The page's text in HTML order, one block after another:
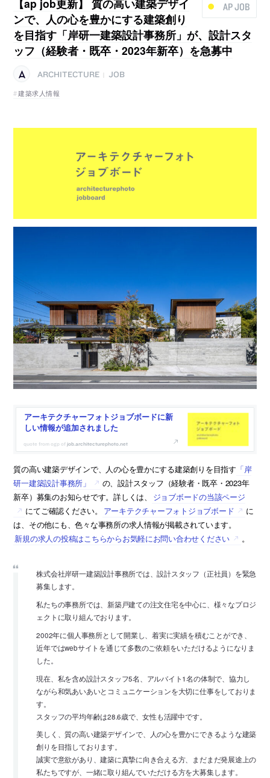
AP JOB
【ap job更新】 質の高い建築デザイ
ンで、人の心を豊かにする建築創り
を目指す「岸研一建築設計事務所」が、設計スタ
ッフ（経験者・既卒・2023年新卒）を急募中
ARCHITECTURE
JOB
建築求人情報
アーキテクチャーフォトジョブボードに新
しい情報が追加されました
job.architecturephoto.net
質の高い建築デザインで、人の心を豊かにする建築創りを目指す 「岸
研一建築設計事務所」
の、設計スタッフ（経験者・既卒・2023年
新卒）募集のお知らせです。詳しくは、
ジョブボードの当該ページ
にてご確認ください。
アーキテクチャーフォトジョブボード
に
は、その他にも、色々な事務所の求人情報が掲載されています。
新規の求人の投稿はこちらからお気軽にお問い合わせください
。
株式会社岸研一建築設計事務所では、設計スタッフ（正社員）を緊急
募集します。
私たちの事務所では、新築戸建ての注文住宅を中心に、様々なプロジ
ェクトに取り組んでおります。
2002年に個人事務所として開業し、着実に実績を積むことができ、
近年ではwebサイトを通じて多数のご依頼をいただけるようになりま
した。
現在、私を含め設計スタッフ5名、アルバイト1名の体制で、協力し
ながら和気あいあいとコミュニケーションを大切に仕事をしておりま
す。
スタッフの平均年齢は28.6歳で、女性も活躍中です。
美しく、質の高い建築デザインで、人の心を豊かにできるような建築
創りを目指しております。
誠実で意欲があり、建築に真摯に向き合える方、まだまだ発展途上の
私たちですが、一緒に取り組んでいただける方を大募集します。